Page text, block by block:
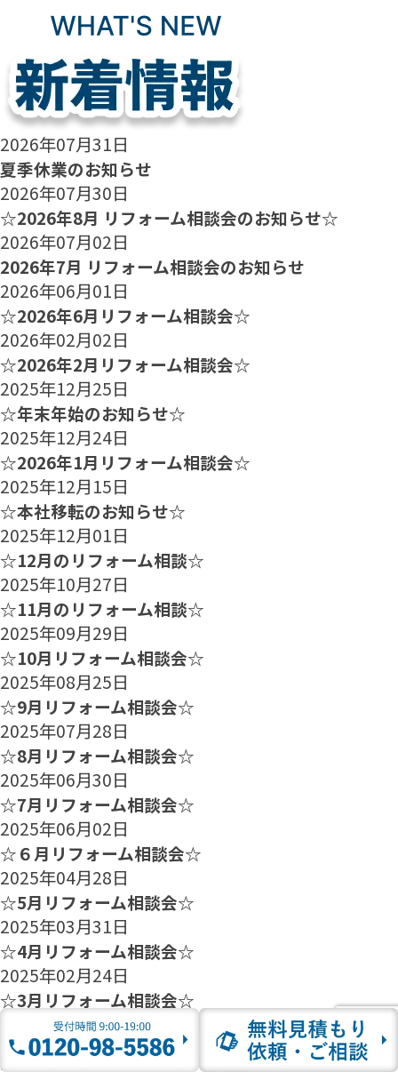
2026年07月31日
夏季休業のお知らせ
2026年07月30日
☆2026年8月 リフォーム相談会のお知らせ☆
2026年07月02日
2026年7月 リフォーム相談会のお知らせ
2026年06月01日
☆2026年6月リフォーム相談会☆
2026年02月02日
☆2026年2月リフォーム相談会☆
2025年12月25日
☆年末年始のお知らせ☆
2025年12月24日
☆2026年1月リフォーム相談会☆
2025年12月15日
☆本社移転のお知らせ☆
2025年12月01日
☆12月のリフォーム相談☆
2025年10月27日
☆11月のリフォーム相談☆
2025年09月29日
☆10月リフォーム相談会☆
2025年08月25日
☆9月リフォーム相談会☆
2025年07月28日
☆8月リフォーム相談会☆
2025年06月30日
☆7月リフォーム相談会☆
2025年06月02日
☆６月リフォーム相談会☆
2025年04月28日
☆5月リフォーム相談会☆
2025年03月31日
☆4月リフォーム相談会☆
2025年02月24日
☆3月リフォーム相談会☆
2025年01月27日
☆2月のリフォーム相談会のご案内☆